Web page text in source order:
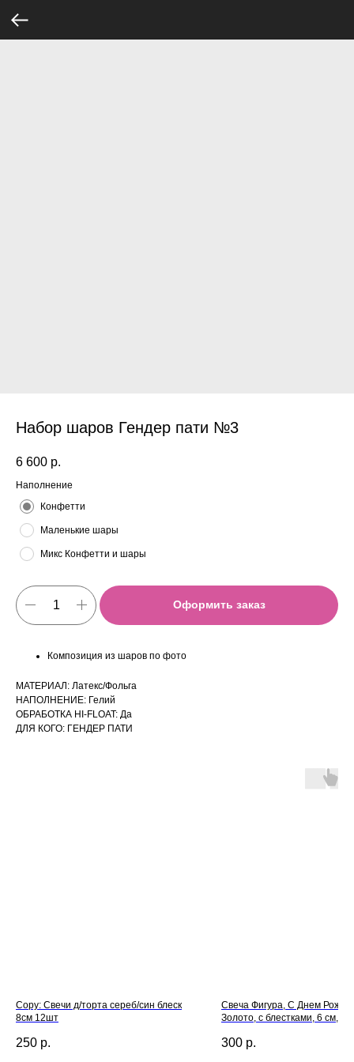
Набор шаров Гендер пати №3
6 600 р.
Наполнение
Конфетти
Маленькие шары
Микс Конфетти и шары
Оформить заказ
Композиция из шаров по фото
МАТЕРИАЛ: Латекс/Фольга
НАПОЛНЕНИЕ: Гелий
ОБРАБОТКА HI-FLOAT: Да
ДЛЯ КОГО: ГЕНДЕР ПАТИ
Copy: Свечи д/торта сереб/син блеск
8см 12шт
250 р.
Свеча Фигура, С Днем
Золото, с блестками, 6 см, 1
300 р.